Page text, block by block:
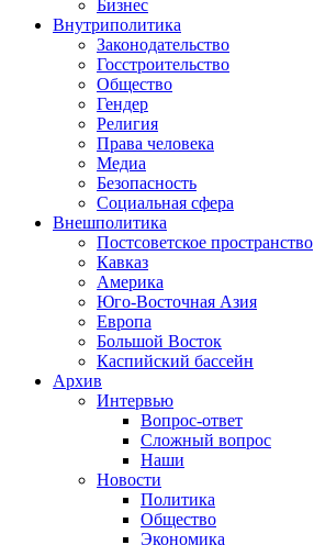
Бизнес
Внутриполитика
Законодательство
Госстроительство
Общество
Гендер
Религия
Права человека
Медиа
Безопасность
Социальная сфера
Внешполитика
Постсоветское пространство
Кавказ
Америка
Юго-Восточная Азия
Европа
Большой Восток
Каспийский бассейн
Архив
Интервью
Вопрос-ответ
Сложный вопрос
Наши
Новости
Политика
Общество
Экономика